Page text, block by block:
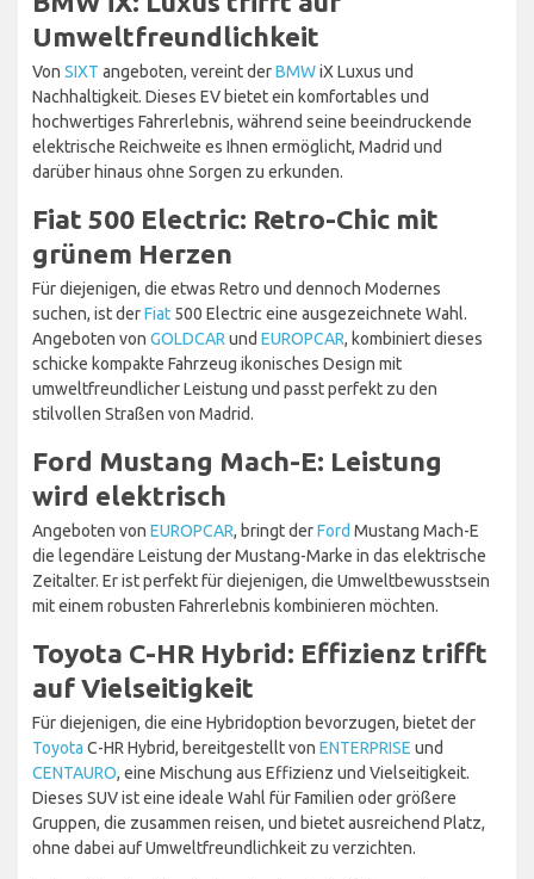
Umweltfreundlichkeit
Von SIXT angeboten, vereint derBMWiX Luxus und
Nachhaltigkeit. Dieses EV bietet ein komfortables und
hochwertiges Fahrerlebnis, während seine beeindruckende
elektrische Reichweite es Ihnen ermöglicht, Madrid und
darüber hinaus ohne Sorgen zu erkunden.
Fiat 500 Electric: Retro-Chic mit
grünem Herzen
Für diejenigen, die etwas Retro und dennoch Modernes
suchen, ist derFiat 500 Electric eine ausgezeichnete Wahl.
Angeboten von GOLDCAR und EUROPCAR, kombiniert dieses
schicke kompakte Fahrzeug ikonisches Design mit
umweltfreundlicher Leistung und passt perfekt zu den
stilvollen Straßen von Madrid.
Ford Mustang Mach-E: Leistung
wird elektrisch
Angeboten von EUROPCAR, bringt derFord Mustang Mach-E
die legendäre Leistung der Mustang-Marke in das elektrische
Zeitalter. Er ist perfekt für diejenigen, die Umweltbewusstsein
mit einem robusten Fahrerlebnis kombinieren möchten.
Toyota C-HR Hybrid: Effizienz trifft
auf Vielseitigkeit
Für diejenigen, die eine Hybridoption bevorzugen, bietet der
Toyota C-HR Hybrid, bereitgestellt von ENTERPRISE und
CENTAURO, eine Mischung aus Effizienz und Vielseitigkeit.
Dieses SUV ist eine ideale Wahl für Familien oder größere
Gruppen, die zusammen reisen, und bietet ausreichend Platz,
ohne dabei auf Umweltfreundlichkeit zu verzichten.